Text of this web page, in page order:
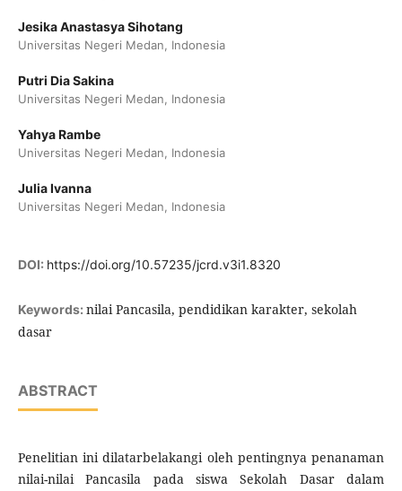
Jesika Anastasya Sihotang
Universitas Negeri Medan, Indonesia
Putri Dia Sakina
Universitas Negeri Medan, Indonesia
Yahya Rambe
Universitas Negeri Medan, Indonesia
Julia Ivanna
Universitas Negeri Medan, Indonesia
DOI: https://doi.org/10.57235/jcrd.v3i1.8320
Keywords: nilai Pancasila, pendidikan karakter, sekolah
dasar
ABSTRACT
Penelitian ini dilatarbelakangi oleh pentingnya penanaman
nilai-nilai Pancasila pada siswa Sekolah Dasar dalam